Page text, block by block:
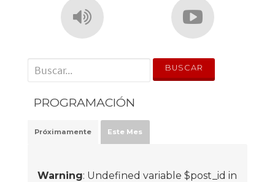
' . __('Search for:') . '
PROGRAMACIÓN
Próximamente Este Mes
Warning: Undefined variable $post_id in